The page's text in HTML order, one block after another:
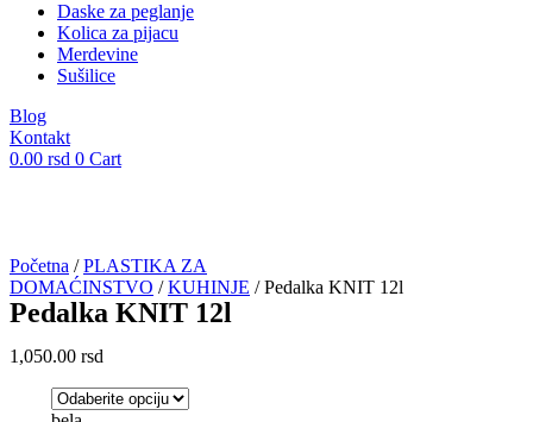
Daske za peglanje
Kolica za pijacu
Merdevine
Sušilice
Blog
Kontakt
0.00 rsd 0 Cart
Početna /PLASTIKA ZA
DOMAĆINSTVO /KUHINJE / Pedalka KNIT 12l
Pedalka KNIT 12l
1,050.00 rsd